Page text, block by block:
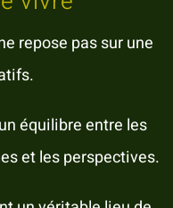
repose pas sur une
équilibre entre les
et les perspectives.